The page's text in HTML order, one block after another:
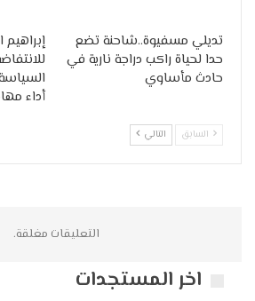
تديلي مسفيوة..شاحنة تضع
حدا لحياة راكب دراجة نارية في
حادث مأساوي
أداء
السابق التالي
التعليقات مغلقة.
اخر المستجدات